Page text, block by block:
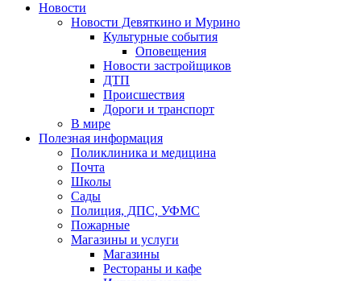
Новости
Новости Девяткино и Мурино
Культурные события
Оповещения
Новости застройщиков
ДТП
Происшествия
Дороги и транспорт
В мире
Полезная информация
Поликлиника и медицина
Почта
Школы
Сады
Полиция, ДПС, УФМС
Пожарные
Магазины и услуги
Магазины
Рестораны и кафе